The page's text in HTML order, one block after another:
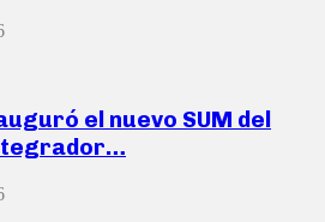
el nuevo SUM del